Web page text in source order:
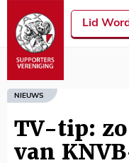
Lid
NIEUWS
TV-tip:
van